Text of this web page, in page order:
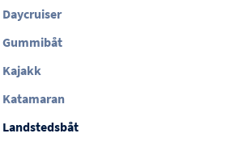
Daycruiser
Gummibåt
Kajakk
Katamaran
Landstedsbåt